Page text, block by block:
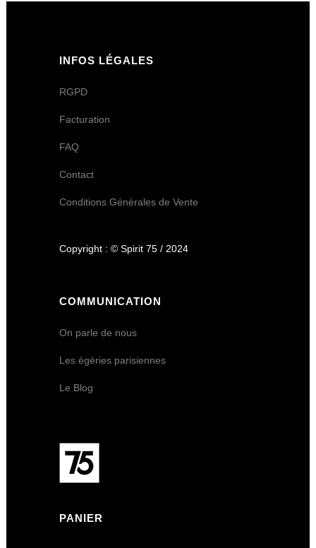
INFOS LÉGALES
RGPD
Facturation
FAQ
Contact
Conditions Générales de Vente
Copyright : © Spirit 75 / 2024
COMMUNICATION
On parle de nous
Les égéries parisiennes
Le Blog
PANIER